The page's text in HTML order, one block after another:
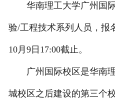
华南理工大学广州国际
验/工程技术系列人员，报
10月9日17:00截止。
广州国际校区是华南理
城校区之后建设的第三个